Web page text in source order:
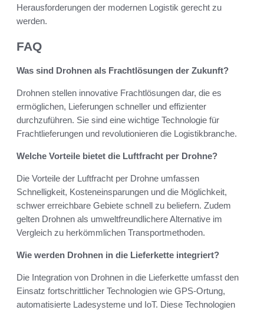
Herausforderungen der modernen Logistik gerecht zu
werden.
FAQ
Was sind Drohnen als Frachtlösungen der Zukunft?
Drohnen stellen innovative Frachtlösungen dar, die es
ermöglichen, Lieferungen schneller und effizienter
durchzuführen. Sie sind eine wichtige Technologie für
Frachtlieferungen und revolutionieren die Logistikbranche.
Welche Vorteile bietet die Luftfracht per Drohne?
Die Vorteile der Luftfracht per Drohne umfassen
Schnelligkeit, Kosteneinsparungen und die Möglichkeit,
schwer erreichbare Gebiete schnell zu beliefern. Zudem
gelten Drohnen als umweltfreundlichere Alternative im
Vergleich zu herkömmlichen Transportmethoden.
Wie werden Drohnen in die Lieferkette integriert?
Die Integration von Drohnen in die Lieferkette umfasst den
Einsatz fortschrittlicher Technologien wie GPS-Ortung,
automatisierte Ladesysteme und IoT. Diese Technologien